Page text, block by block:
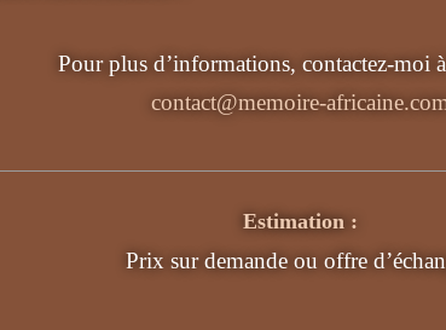
Pour plus d’informations, contactez-moi à
contact@memoire-
Estimation :
Prix sur demande ou offre